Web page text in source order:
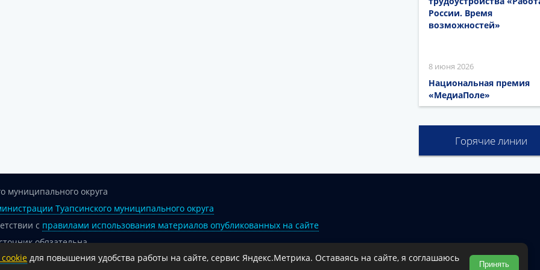
России. Время
возможностей»
8 июня 2026
Национальная премия
«МедиаПоле»
Горячие линии
муниципального округа
Туапсинского муниципального округа
с правилами использования материалов опубликованных на сайте
обязательна.
на официальный интернет-портал администрации Туапсинского муниципального округа.
для повышения удобства работы на сайте, сервис Яндекс.Метрика. Оставаясь на сайте, я соглашаюсь
Принять